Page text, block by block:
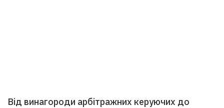
Від винагороди арбітражних керуючих до